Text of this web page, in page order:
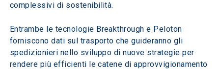
complessivi di sostenibilità.
Entrambe le tecnologie Breakthrough e Peloton
forniscono dati sul trasporto che guideranno gli
spedizionieri nello sviluppo di nuove strategie per
rendere più efficienti le catene di approvvigionamento